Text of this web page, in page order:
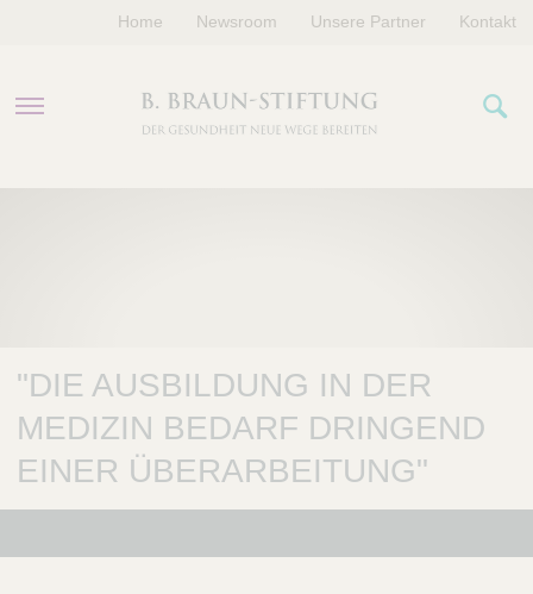
ÜBER UNS
Home Newsroom Unsere Partner Kontakt
"DIE AUSBILDUNG IN DER
MEDIZIN BEDARF DRINGEND
EINER ÜBERARBEITUNG"